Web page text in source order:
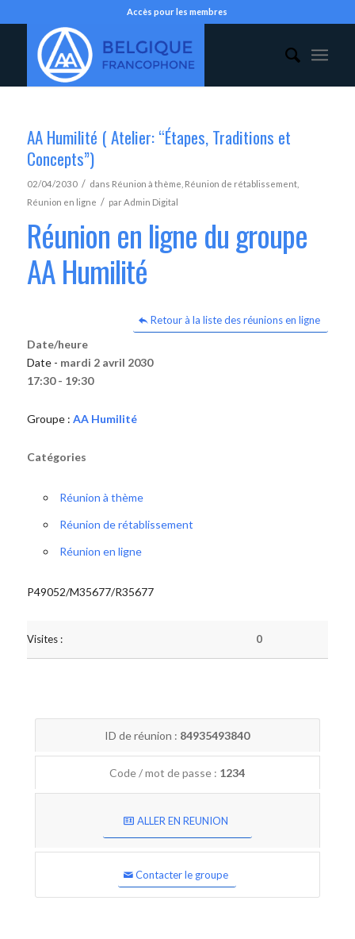
Accès pour les membres
AA Humilité ( Atelier: “Étapes, Traditions et
Concepts”)
02/04/2030 / dans Réunion à thème Réunion de rétablissement,
Réunion en ligne / parAdmin Digital
Réunion en ligne du groupe
AA Humilité
Retour à la liste des réunions en ligne
Date/heure
Date - mardi 2 avril 2030
17:30 - 19:30
Groupe : AA Humilité
Catégories
Réunion à thème
Réunion de rétablissement
Réunion en ligne
P49052/M35677/R35677
Visites : 0
ID de réunion : 84935493840
Code / mot de passe : 1234
ALLER EN REUNION
Contacter le groupe